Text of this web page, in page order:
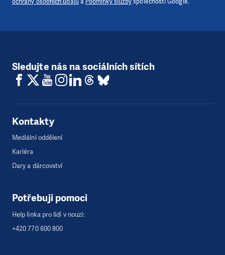
Sledujte nás na sociálních sítích
Kontakty
Mediální oddělení
Kariéra
Dary a dárcovství
Potřebuji pomoci
Help linka pro lidi v nouzi:
+420 770 600 800